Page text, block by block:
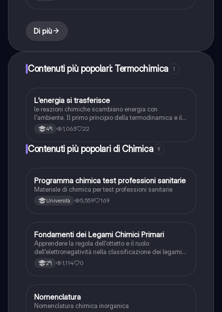
Di più
Contenuti più popolari: Termochimica 1
Chimica
L'energia si trasferisce
le reazioni chimiche scambiano energia con
l'ambiente. Il primo principio della termodinamica e il
concetto di entalpia e entropia.
4ªl 1,063 22
Contenuti più popolari di Chimica 9
PChimica
Programma chimica test professioni sanitarie
Materiale di chimica per test professioni sanitarie
Università 5,559 169
FChimica
Fondamenti dei Legami Chimici Primari
Apprendere la regola dell'ottetto e il ruolo
dell'elettronegatività nella classificazione dei legami
chimici forti.
2ªl 1,114 0
Chimica
Nomenclatura
Nomenclatura chimica inorganica